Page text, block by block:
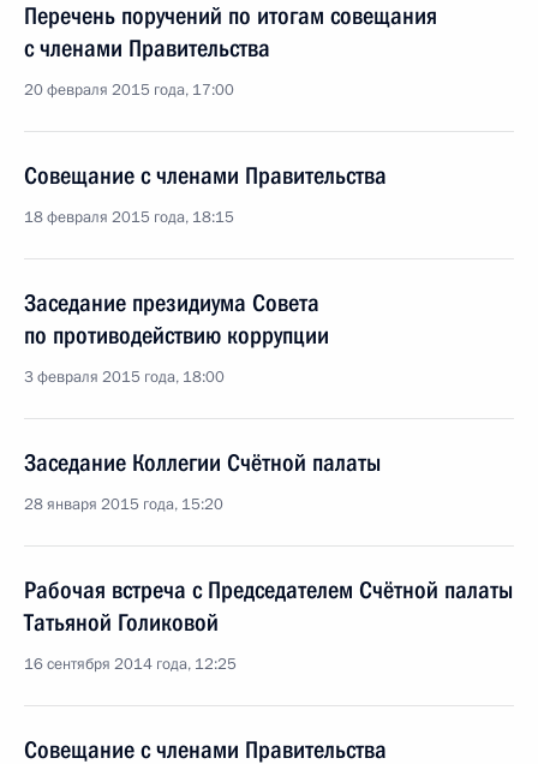
Перечень поручений по итогам совещания
с членами Правительства
20 февраля 2015 года, 17:00
Совещание с членами Правительства
18 февраля 2015 года, 18:15
Заседание президиума Совета
по противодействию коррупции
3 февраля 2015 года, 18:00
Заседание Коллегии Счётной палаты
28 января 2015 года, 15:20
Рабочая встреча с Председателем Счётной палаты
Татьяной Голиковой
16 сентября 2014 года, 12:25
Совещание с членами Правительства